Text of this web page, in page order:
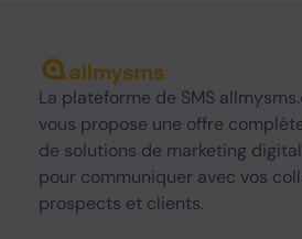
La plateforme de SMS
vous propose une offre
de solutions de marketing
pour communiquer avec vos
prospects et clients.